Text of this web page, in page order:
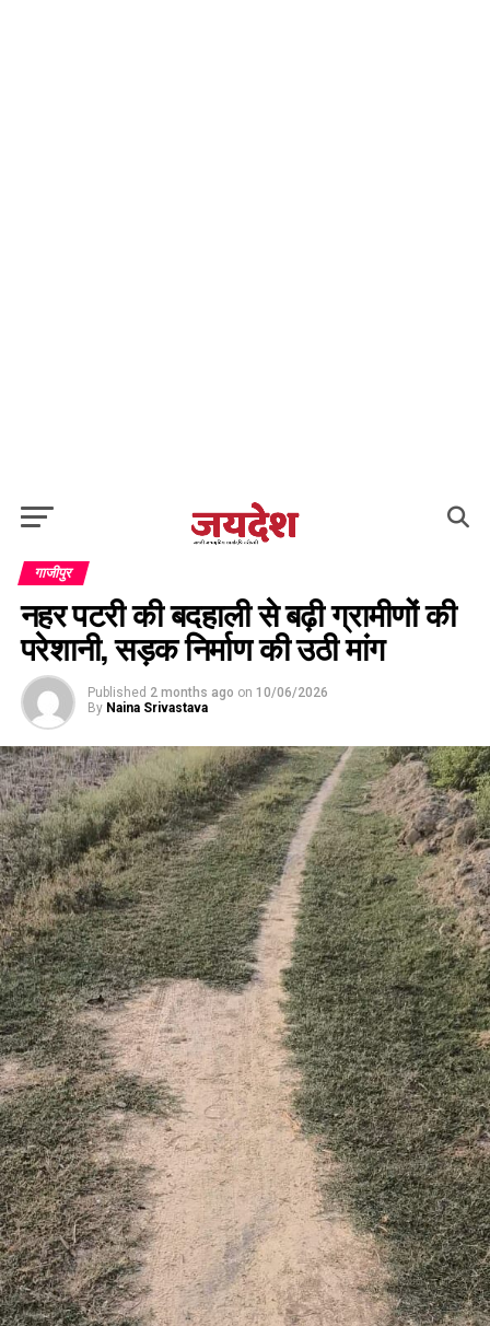
गाजीपुर
नहर पटरी की बदहाली से बढ़ी ग्रामीणों की
परेशानी, सड़क निर्माण की उठी मांग
Published 2 months ago on 10/06/2026
By Naina Srivastava